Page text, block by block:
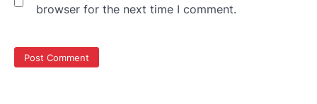
browser for the next time I comment.